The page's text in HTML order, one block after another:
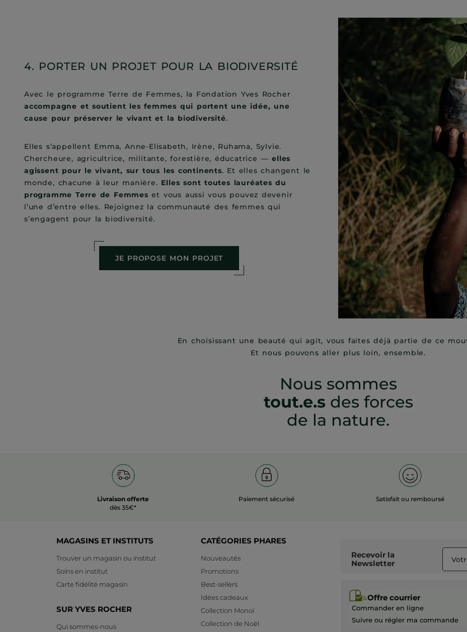
4. PORTER UN PROJET POUR LA BIODIVERSITÉ
Avec le programme Terre de Femmes, la Fondation Yves Rocher
accompagne et soutient les femmes qui portent une idée, une
cause pour préserver le vivant et la biodiversité.
Elles s’appellent Emma, Anne-Elisabeth, Irène, Ruhama, Sylvie.
Chercheure, agricultrice, militante, forestière, éducatrice —elles
agissent pour le vivant, sur tous les continents. Et elles changent le
monde, chacune à leur manière. Elles sont toutes lauréates du
programme Terre de Femmes et vous aussi vous pouvez devenir
l’une d’entre elles. Rejoignez la communauté des femmes qui
s’engagent pour la biodiversité.
JE PROPOSE MON PROJET
En choisissant une beauté qui agit, vous faites déjà partie de ce
Et nous pouvons aller plus loin, ensemble.
Nous sommes
tout.e.s des forces
de la nature.
Livraison offerte
dès 35€*
Paiement sécurisé Satisfait ou remboursé
MAGASINS ET INSTITUTS
Trouver un magasin ou institut
Soins en institut
Carte fidélité magasin
SUR YVES ROCHER
Qui sommes-nous
CATÉGORIES PHARES
Nouveautés
Promotions
Best-sellers
Idées cadeaux
Collection Monoï
Collection de Noël
Recevoir la
Newsletter
Offre courrier
Commander en ligne
Suivre ou régler ma commande